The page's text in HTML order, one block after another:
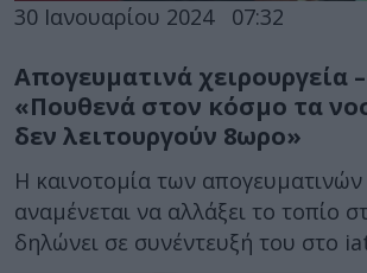
30 Ιανουαρίου 2024 07:32
Απογευματινά χειρουργεία
«Πουθενά στον κόσμο τα
δεν λειτουργούν 8ωρο»
Η καινοτομία των απογευματινών
αναμένεται να αλλάξει το τοπίο
δηλώνει σε συνέντευξή του στο